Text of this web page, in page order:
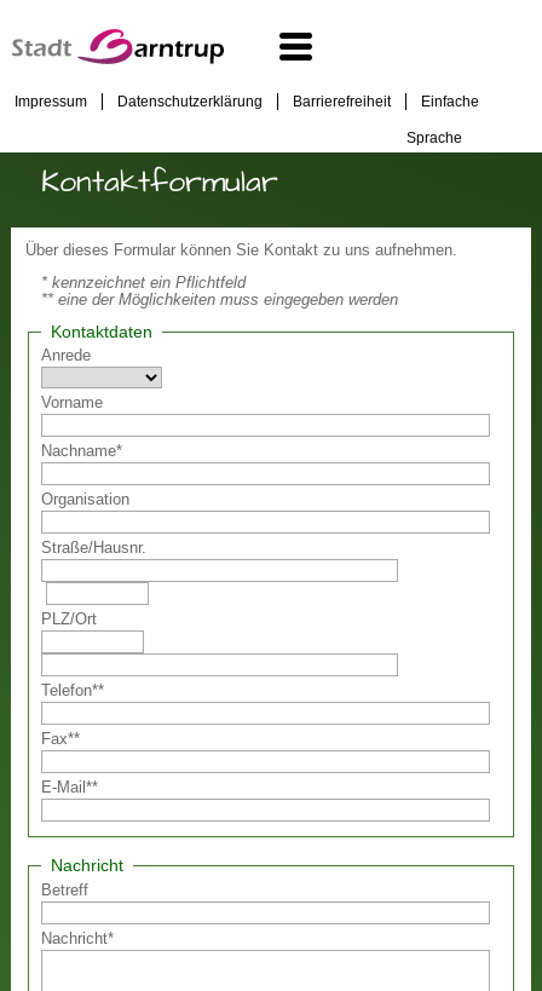
Impressum Datenschutzerklärung Barrierefreiheit Einfache
Sprache
Kontaktformular
Über dieses Formular können Sie Kontakt zu uns aufnehmen.
* kennzeichnet ein Pflichtfeld
** eine der Möglichkeiten muss eingegeben werden
Kontaktdaten
Anrede
Vorname
Nachname*
Organisation
Straße/Hausnr.
PLZ/Ort
Telefon**
Fax**
E-Mail **
Nachricht
Betreff
Nachricht*